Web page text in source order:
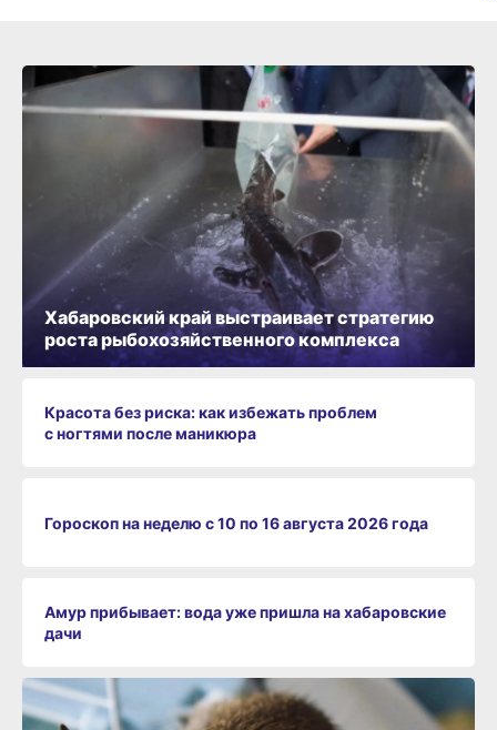
Хабаровский край выстраивает стратегию
роста рыбохозяйственного комплекса
Красота без риска: как избежать проблем
с ногтями после маникюра
Гороскоп на неделю с 10 по 16 августа 2026 года
Амур прибывает: вода уже пришла на хабаровские
дачи